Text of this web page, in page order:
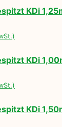
KDi
KDi
KDi